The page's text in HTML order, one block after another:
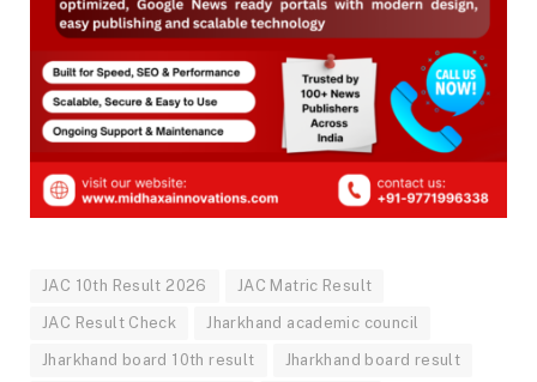
JAC 10th Result 2026 JAC Matric Result
JAC Result Check Jharkhand academic council
Jharkhand board 10th result Jharkhand board result